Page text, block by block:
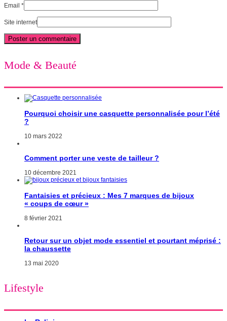
Email *
Site internet
Mode & Beauté
Pourquoi choisir une casquette personnalisée pour l’été
?
10 mars 2022
Comment porter une veste de tailleur ?
10 décembre 2021
Fantaisies et précieux : Mes 7 marques de bijoux
« coups de cœur »
8 février 2021
Retour sur un objet mode essentiel et pourtant méprisé :
la chaussette
13 mai 2020
Lifestyle